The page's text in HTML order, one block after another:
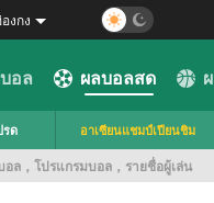
งกง
อล ผลบอลสด
รด อาเซียนแชมป์เปียนชิม
ล，โปรแกรมบอล，รายชื่อผู้เล่น